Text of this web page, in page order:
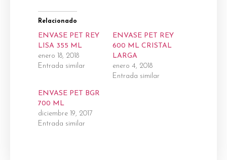
Relacionado
ENVASE PET REY
LISA 355 ML
enero 18, 2018
Entrada similar
ENVASE PET REY
600 ML CRISTAL
LARGA
enero 4, 2018
Entrada similar
ENVASE PET BGR
700 ML
diciembre 19, 2017
Entrada similar